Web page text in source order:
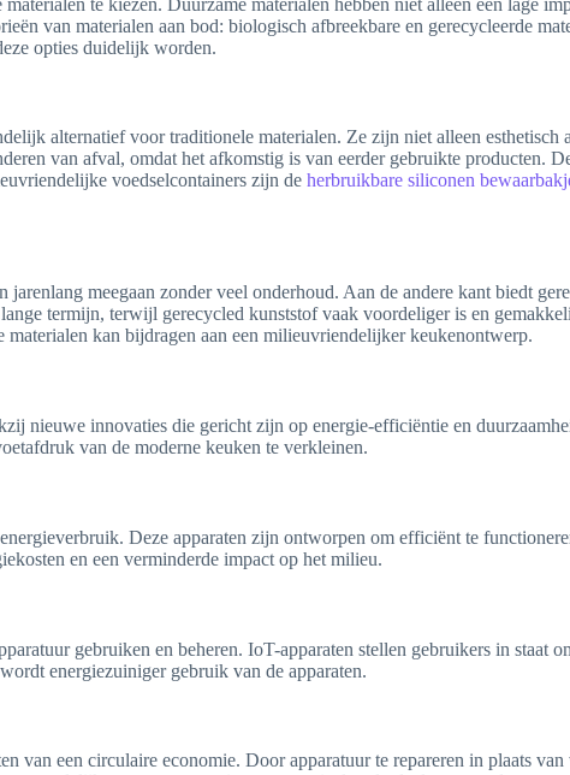
van materialen aan bod: biologisch afbreekbare en gerecycleerde
opties duidelijk worden.
alternatief voor traditionele materialen. Ze zijn niet alleen
van afval, omdat het afkomstig is van eerder gebruikte producten.
voedselcontainers zijn de herbruikbare siliconen
meegaan zonder veel onderhoud. Aan de andere kant biedt
termijn, terwijl gerecycled kunststof vaak voordeliger is en
kan bijdragen aan een milieuvriendelijker keukenontwerp.
nieuwe innovaties die gericht zijn op energie-efficiëntie en
van de moderne keuken te verkleinen.
Deze apparaten zijn ontworpen om efficiënt te
en een verminderde impact op het milieu.
gebruiken en beheren. IoT-apparaten stellen gebruikers in staat
energiezuiniger gebruik van de apparaten.
van een circulaire economie. Door apparatuur te repareren in plaats